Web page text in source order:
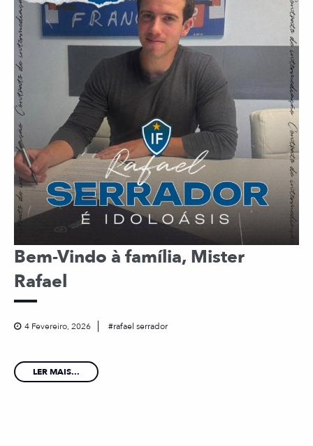
Bem-Vindo à família, Mister
Rafael
4 Fevereiro, 2026 rafael serrador
LER MAIS...